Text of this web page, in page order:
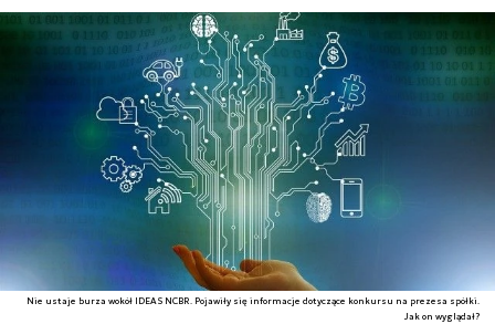
Nie ustaje burza wokół IDEAS NCBR. Pojawiły się informacje dotyczące konkursu na prezesa spółki.
Jak on wyglądał?